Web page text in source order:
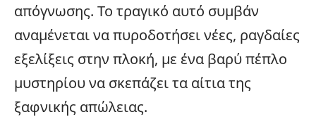
απόγνωσης. Το τραγικό αυτό συμβάν
αναμένεται να πυροδοτήσει νέες, ραγδαίες
εξελίξεις στην πλοκή, με ένα βαρύ πέπλο
μυστηρίου να σκεπάζει τα αίτια της
ξαφνικής απώλειας.